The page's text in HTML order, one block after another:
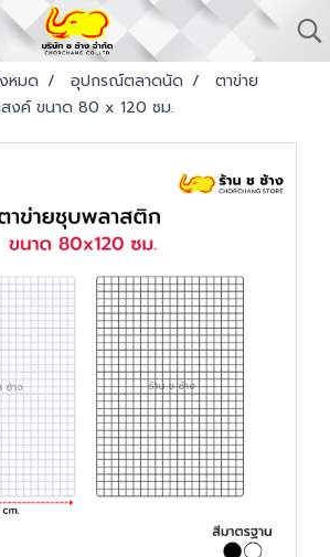
หมด อุปกรณ์ตลาดนัด
ตาข่าย
สงค์ ขนาด 80 x 120 ซม.